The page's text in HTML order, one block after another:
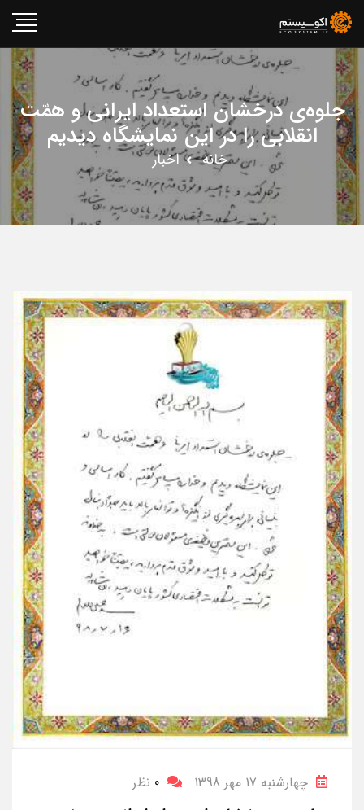
جلوه‌ی درخشان استعداد ایرانی و همّت
انقلابی را در این نمایشگاه دیدیم
خانه اخبار
چهارشنبه 17 مهر 1398 0 نظر